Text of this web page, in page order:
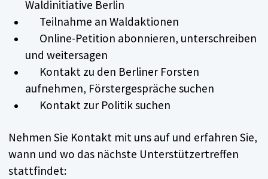
Waldinitiative Berlin
Teilnahme an Waldaktionen
Online-Petition abonnieren, unterschreiben
und weitersagen
Kontakt zu den Berliner Forsten
aufnehmen, Förstergespräche suchen
Kontakt zur Politik suchen
Nehmen Sie Kontakt mit uns auf und erfahren Sie,
wann und wo das nächste Unterstützertreffen
stattfindet: